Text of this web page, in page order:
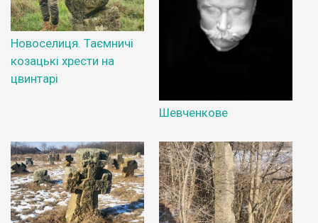
Новоселиця. Таємничі
козацькі хрести на
цвинтарі
Шевченкове